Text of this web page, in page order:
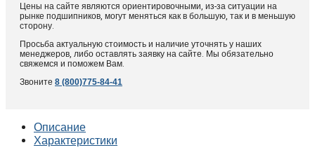
Цены на сайте являются ориентировочными, из-за ситуации на
рынке подшипников, могут меняться как в большую, так и в меньшую
сторону.
Просьба актуальную стоимость и наличие уточнять у наших
менеджеров, либо оставлять заявку на сайте. Мы обязательно
свяжемся и поможем Вам.
Звоните 8 (800)775-84-41
Описание
Характеристики